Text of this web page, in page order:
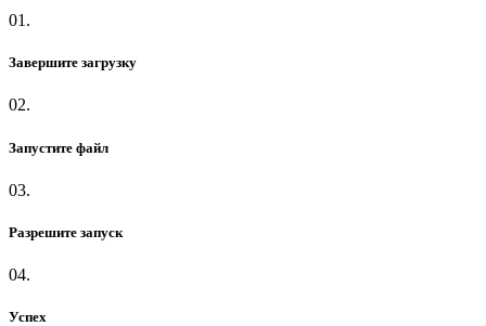
01.
Завершите загрузку
02.
Запустите файл
03.
Разрешите запуск
04.
Успех